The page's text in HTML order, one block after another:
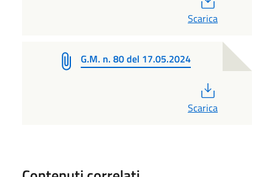
Scarica
G.M. n. 80 del 17.05.2024
Scarica